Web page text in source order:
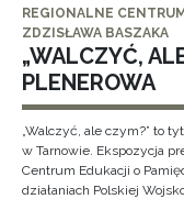
REGIONALNE
ZDZISŁAWA BASZAKA
„WALCZYĆ,
PLENEROWA
„Walczyć, ale czym?” to
w Tarnowie. Ekspozycja
Centrum Edukacji o
działaniach Polskiej